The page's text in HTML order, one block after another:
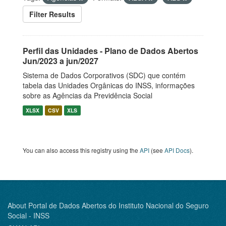
Filter Results
Perfil das Unidades - Plano de Dados Abertos
Jun/2023 a jun/2027
Sistema de Dados Corporativos (SDC) que contém
tabela das Unidades Orgânicas do INSS, informações
sobre as Agências da Previdência Social
XLSX CSV XLS
You can also access this registry using the API (see API Docs).
About Portal de Dados Abertos do Instituto Nacional do Seguro
Social - INSS